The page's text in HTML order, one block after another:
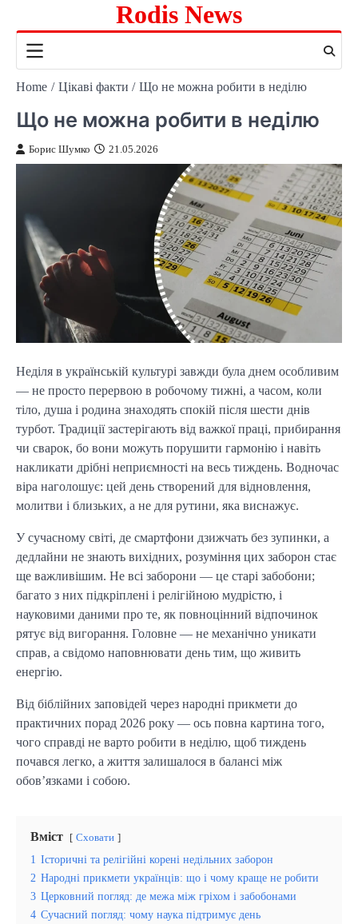
content
Rodis News
Home Цікаві факти Що не можна робити в неділю
Що не можна робити в неділю
Борис Шумко 21.05.2026
Неділя в українській культурі завжди була днем особливим
— не просто перервою в робочому тижні, а часом, коли
тіло, душа і родина знаходять спокій після шести днів
турбот. Традиції застерігають від важкої праці, прибирання
чи сварок, бо вони можуть порушити гармонію і навіть
накликати дрібні неприємності на весь тиждень. Водночас
віра наголошує: цей день створений для відновлення,
молитви і близьких, а не для рутини, яка виснажує.
У сучасному світі, де смартфони дзижчать без зупинки, а
дедлайни не знають вихідних, розуміння цих заборон стає
ще важливішим. Не всі заборони — це старі забобони;
багато з них підкріплені і релігійною мудрістю, і
науковими даними про те, як повноцінний відпочинок
рятує від вигорання. Головне — не механічно уникати
справ, а свідомо наповнювати день тим, що живить
енергію.
Від біблійних заповідей через народні прикмети до
практичних порад 2026 року — ось повна картина того,
чого справді не варто робити в неділю, щоб тиждень
почався легко, а життя залишалося в балансі між
обов’язками і собою.
Вміст Сховати
1 Історичні та релігійні корені недільних заборон
2 Народні прикмети українців: що і чому краще не робити
3 Церковний погляд: де межа між гріхом і забобонами
4 Сучасний погляд: чому наука підтримує день